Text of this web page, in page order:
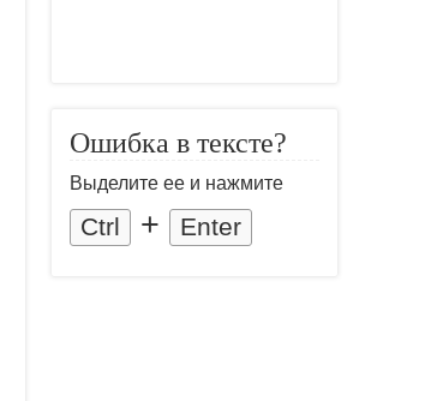
Ошибка в тексте?
Выделите ее и нажмите
Ctrl + Enter